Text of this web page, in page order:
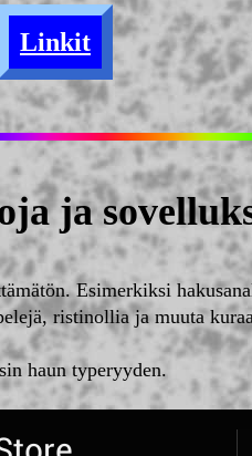
Linkit
ja
Esimerkiksi
ristinollia ja muuta
haun typeryyden.